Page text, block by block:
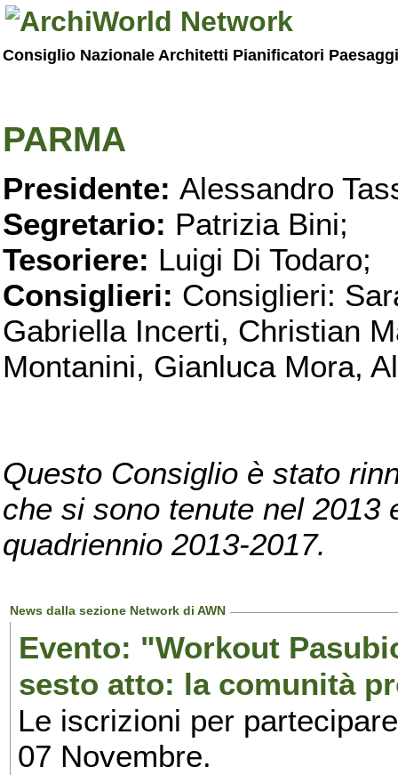
Consiglio Nazionale Architetti Pianificatori
PARMA
Presidente: Alessandro
Segretario: Patrizia Bini;
Tesoriere: Luigi Di Todaro;
Consiglieri: Consiglieri:
Gabriella Incerti, Christian
Montanini, Gianluca Mora,
Questo Consiglio è stato
che si sono tenute nel 2013
quadriennio 2013-2017.
News dalla sezione Network di AWN
Evento: "Workout
sesto atto: la comunità
Le iscrizioni per
07 Novembre.